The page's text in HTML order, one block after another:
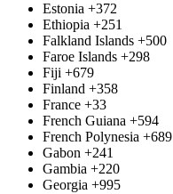
Estonia +372
Ethiopia +251
Falkland Islands +500
Faroe Islands +298
Fiji +679
Finland +358
France +33
French Guiana +594
French Polynesia +689
Gabon +241
Gambia +220
Georgia +995